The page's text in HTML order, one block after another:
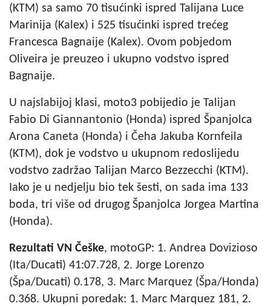
(KTM) sa samo 70 tisućinki ispred Talijana Luce
Marinija (Kalex) i 525 tisućinki ispred trećeg
Francesca Bagnaije (Kalex). Ovom pobjedom
Oliveira je preuzeo i ukupno vodstvo ispred
Bagnaije.
U najslabijoj klasi, moto3 pobijedio je Talijan
Fabio Di Giannantonio (Honda) ispred Španjolca
Arona Caneta (Honda) i Čeha Jakuba Kornfeila
(KTM), dok je vodstvo u ukupnom redoslijedu
vodstvo zadržao Talijan Marco Bezzecchi (KTM).
Iako je u nedjelju bio tek šesti, on sada ima 133
boda, tri više od drugog Španjolca Jorgea Martina
(Honda).
Rezultati VN Češke, motoGP: 1. Andrea Dovizioso
(Ita/Ducati) 41:07.728, 2. Jorge Lorenzo
(Špa/Ducati) 0.178, 3. Marc Marquez (Špa/Honda)
0.368. Ukupni poredak: 1. Marc Marquez 181, 2.